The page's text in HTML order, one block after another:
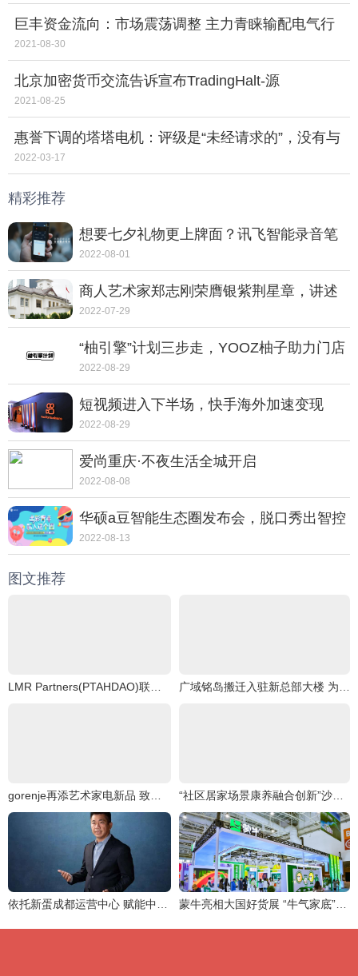
巨丰资金流向：市场震荡调整 主力青睐输配电气行
业！
2021-08-30
北京加密货币交流告诉宣布TradingHalt-源
2021-08-25
惠誉下调的塔塔电机：评级是“未经请求的”，没有与
全球化的正式参与
2022-03-17
精彩推荐
想要七夕礼物更上牌面？讯飞智能录音笔
SR702质感非凡
2022-08-01
商人艺术家郑志刚荣膺银紫荆星章，讲述
动人的中国故事
2022-07-29
“柚引擎”计划三步走，YOOZ柚子助力门店
走向转型之路
2022-08-29
短视频进入下半场，快手海外加速变现
2022-08-29
爱尚重庆·不夜生活全城开启
2022-08-08
华硕a豆智能生态圈发布会，脱口秀出智控
新体验
2022-08-13
图文推荐